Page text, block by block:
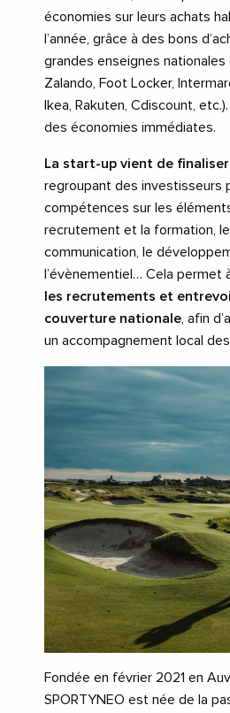
économies sur leurs achats
l’année, grâce à des bons
grandes enseignes nationales
Zalando, Foot Locker,
Ikea, Rakuten, Cdiscount,
des économies immédiates.
La start-up vient de
regroupant des investisseurs
compétences sur les
recrutement et la formation,
communication, le
l’évènementiel… Cela permet
les recrutements et
couverture nationale, afin
un accompagnement local
Fondée en février 2021 en
SPORTYNEO est née de la